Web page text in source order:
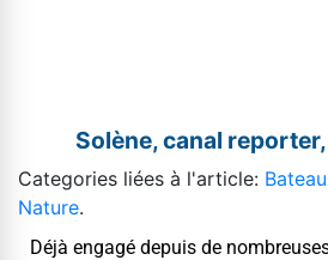
Solène, canal
Categories liées à l'article:
Nature.
Déjà engagé depuis de